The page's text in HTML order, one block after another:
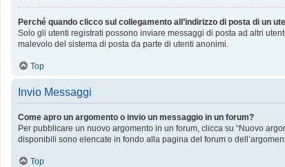
Perché quando clicco sul collegamento all’indirizzo di posta di un
Solo gli utenti registrati possono inviare messaggi di posta ad altri
malevolo del sistema di posta da parte di utenti anonimi.
Top
Invio Messaggi
Come apro un argomento o invio un messaggio in un forum?
Per pubblicare un nuovo argomento in un forum, clicca su “Nuovo
disponibili sono elencate in fondo alla pagina del forum o
Top